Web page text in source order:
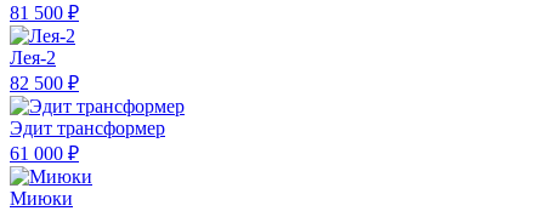
81 500 ₽
Лея-2
82 500 ₽
Эдит трансформер
61 000 ₽
Миюки